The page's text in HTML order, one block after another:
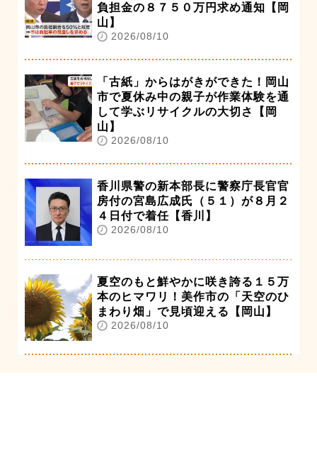
負担金の８７５０万円求め通知【岡
山】
2026/08/10
「古紙」からはがきができた！岡山
市で夏休み中の親子が作業体験を通
して学ぶリサイクルの大切さ【岡
山】
2026/08/10
香川県警の新本部長に警察庁長官官
房付の宮島広成氏（５１）が８月２
４日付で着任【香川】
2026/08/10
夏空のもと鮮やかに咲き誇る１５万
本のヒマワリ！美作市の「天空のひ
まわり畑」で見頃迎える【岡山】
2026/08/10